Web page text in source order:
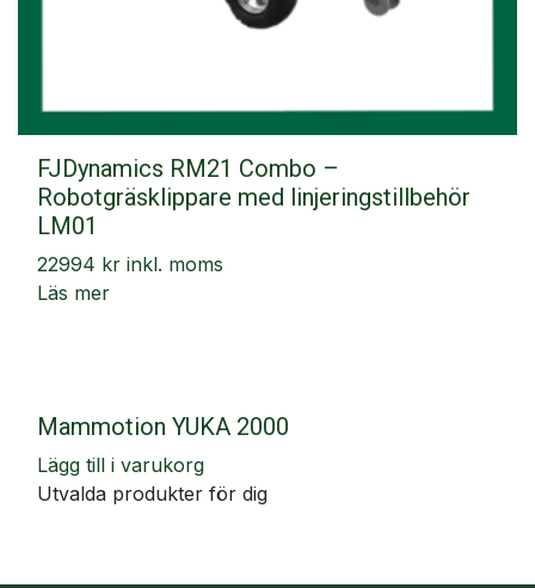
FJDynamics RM21 Combo –
Robotgräsklippare med linjeringstillbehör
LM01
22994 kr inkl. moms
Läs mer
Mammotion YUKA 2000
Lägg till i varukorg
Utvalda produkter för dig